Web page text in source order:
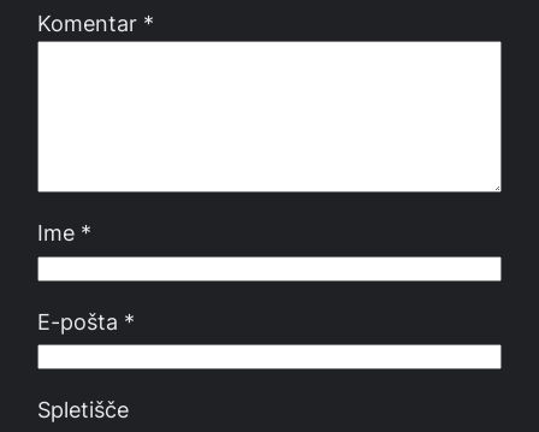
Komentar *
Ime *
E-pošta *
Spletišče